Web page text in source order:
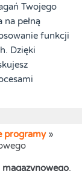
Twojego
pełną
funkcji
Dzięki
programy»
,